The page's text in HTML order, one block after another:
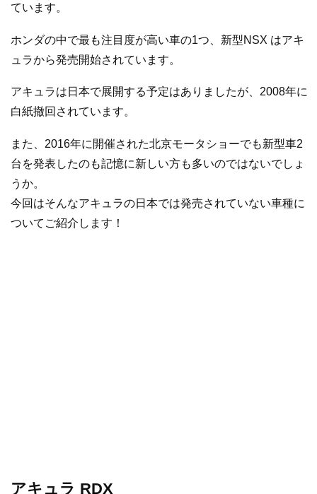
ています。
ホンダの中で最も注目度が高い車の1つ、新型NSX はアキ
ュラから発売開始されています。
アキュラは日本で展開する予定はありましたが、2008年に
白紙撤回されています。
また、2016年に開催された北京モータショーでも新型車2
台を発表したのも記憶に新しい方も多いのではないでしょ
うか。
今回はそんなアキュラの日本では発売されていない車種に
ついてご紹介します！
アキュラ RDX